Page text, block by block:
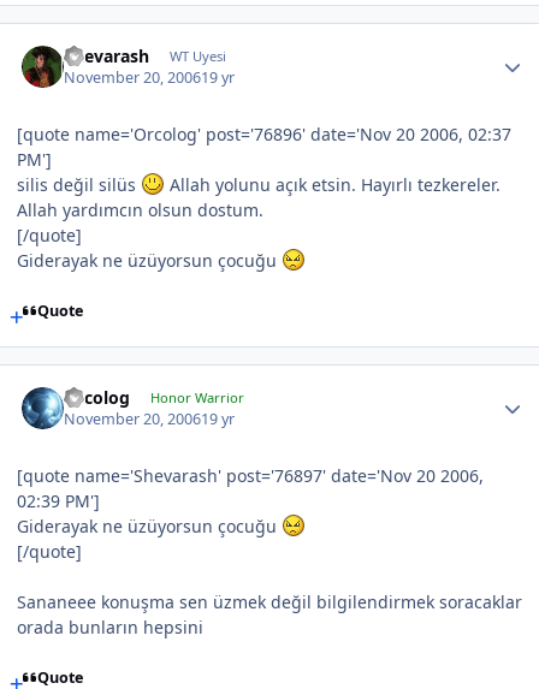
Shevarash WT Uyesi
November 20, 200619 yr
[quote name='Orcolog' post='76896' date='Nov 20 2006, 02:37
PM']
silis değil silüs
Allah yolunu açık etsin. Hayırlı tezkereler.
Allah yardımcın olsun dostum.
[/quote]
Giderayak ne üzüyorsun çocuğu
Quote
Orcolog Honor Warrior
November 20, 200619 yr
[quote name='Shevarash' post='76897' date='Nov 20 2006,
02:39 PM']
Giderayak ne üzüyorsun çocuğu
[/quote]
Sananeee konuşma sen üzmek değil bilgilendirmek soracaklar
orada bunların hepsini
Quote